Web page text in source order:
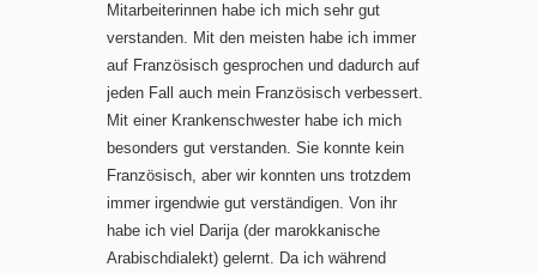
Mitarbeiterinnen habe ich mich sehr gut
verstanden. Mit den meisten habe ich immer
auf Französisch gesprochen und dadurch auf
jeden Fall auch mein Französisch verbessert.
Mit einer Krankenschwester habe ich mich
besonders gut verstanden. Sie konnte kein
Französisch, aber wir konnten uns trotzdem
immer irgendwie gut verständigen. Von ihr
habe ich viel Darija (der marokkanische
Arabischdialekt) gelernt. Da ich während